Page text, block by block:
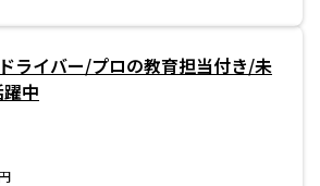
ライバー/プロの教育担当付き/未
中